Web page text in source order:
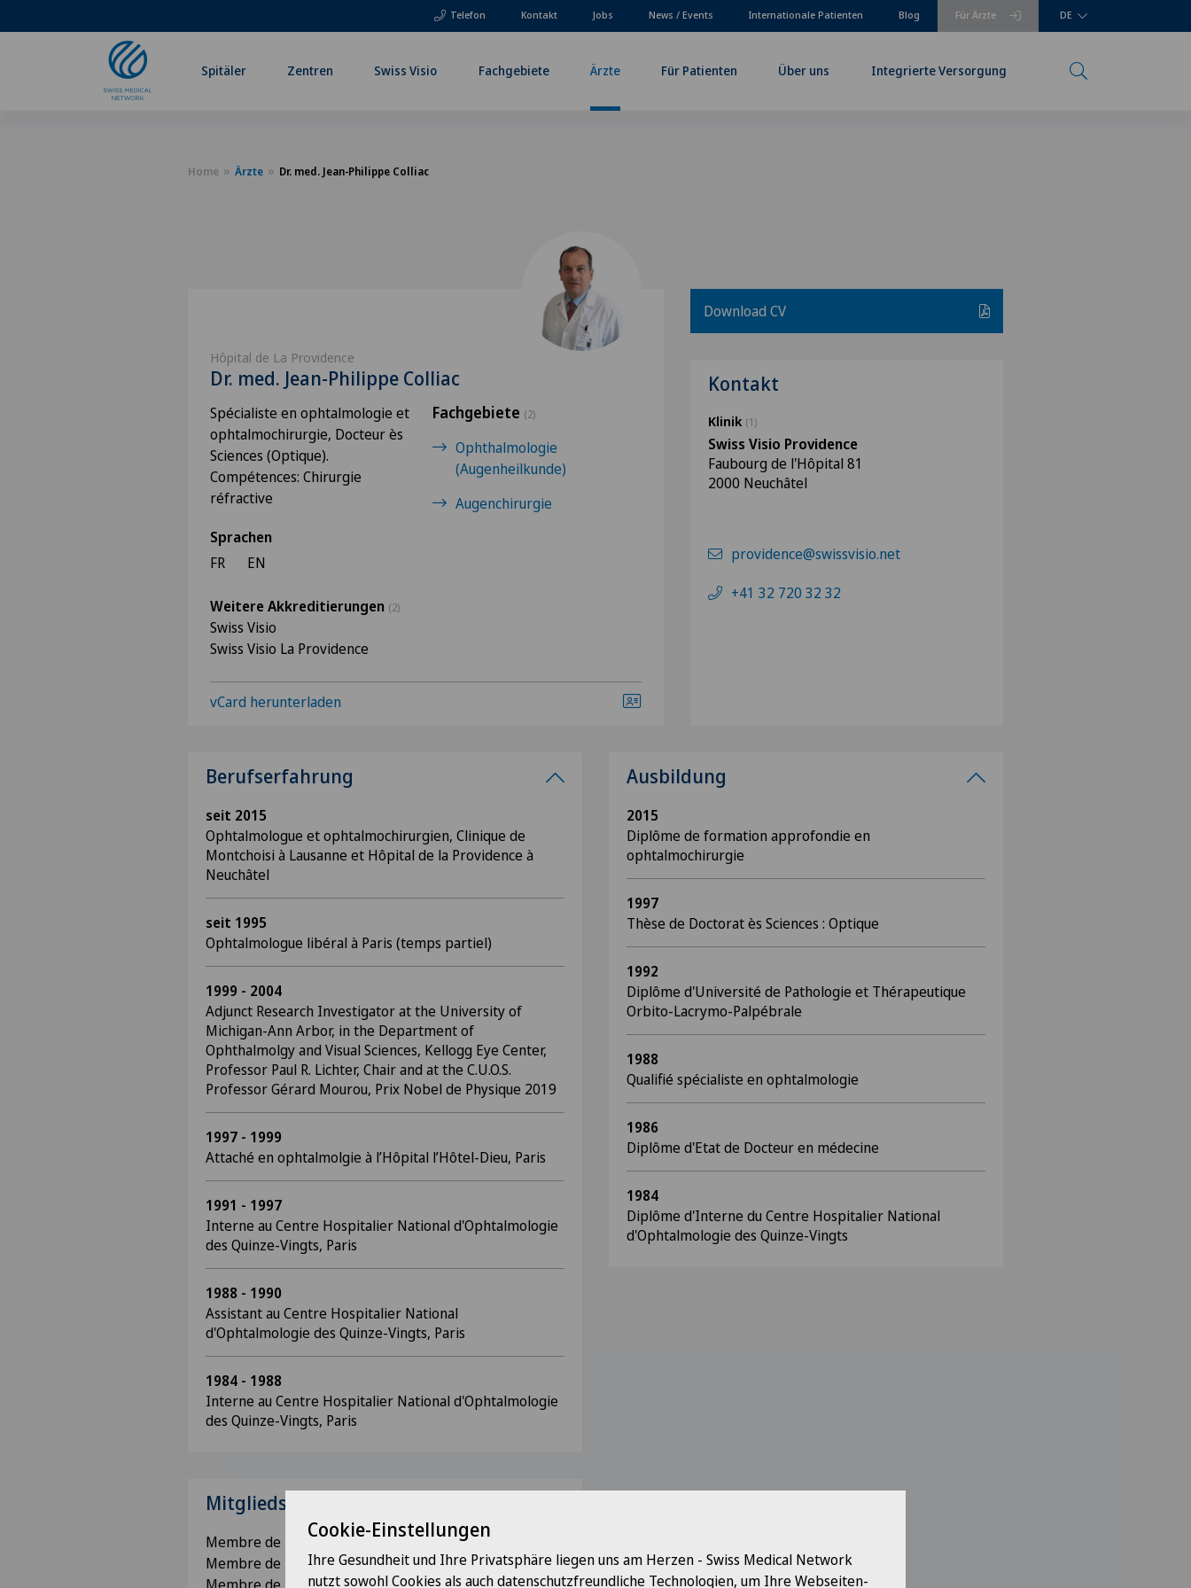
Telefon Für Ärzte
Kontakt Jobs News / Events Internationale Patienten Blog DE
Spitäler Zentren Swiss Visio Fachgebiete Ärzte Für Patienten Über uns Integrierte Versorgung
Home Ärzte Dr. med. Jean-Philippe Colliac
Hôpital de La Providence
Dr. med. Jean-Philippe Colliac
Spécialiste en ophtalmologie et
ophtalmochirurgie, Docteur ès
Sciences (Optique).
Compétences: Chirurgie
réfractive
Sprachen
FR
EN
Fachgebiete (2)
Ophthalmologie
(Augenheilkunde)
Augenchirurgie
Weitere Akkreditierungen (2)
Swiss Visio
Swiss Visio La Providence
vCard herunterladen
Download CV
Kontakt
Klinik (1)
Swiss Visio Providence
Faubourg de l'Hôpital 81
2000 Neuchâtel
providence@swissvisio.net
+41 32 720 32 32
Berufserfahrung
seit 2015
Ophtalmologue et ophtalmochirurgien, Clinique de
Montchoisi à Lausanne et Hôpital de la Providence à
Neuchâtel
seit 1995
Ophtalmologue libéral à Paris (temps partiel)
1999 - 2004
Adjunct Research Investigator at the University of
Michigan-Ann Arbor, in the Department of
Ophthalmolgy and Visual Sciences, Kellogg Eye Center,
Professor Paul R. Lichter, Chair and at the C.U.O.S.
Professor Gérard Mourou, Prix Nobel de Physique 2019
1997 - 1999
Attaché en ophtalmolgie à l’Hôpital l’Hôtel-Dieu, Paris
1991 - 1997
Interne au Centre Hospitalier National d'Ophtalmologie
des Quinze-Vingts, Paris
1988 - 1990
Assistant au Centre Hospitalier National
d'Ophtalmologie des Quinze-Vingts, Paris
1984 - 1988
Interne au Centre Hospitalier National d'Ophtalmologie
des Quinze-Vingts, Paris
Mitgliedschaften
Membre de la Société Française d'Ophtalmologie
Membre de l'American Academy of Ophthalmology
Ausbildung
2015
Diplôme de formation approfondie en
ophtalmochirurgie
1997
Thèse de Doctorat ès Sciences : Optique
1992
Diplôme d'Université de Pathologie et Thérapeutique
Orbito-Lacrymo-Palpébrale
1988
Qualifié spécialiste en ophtalmologie
1986
Diplôme d'Etat de Docteur en médecine
1984
Diplôme d'Interne du Centre Hospitalier National
d'Ophtalmologie des Quinze-Vingts
Cookie-Einstellungen
Ihre Gesundheit und Ihre Privatsphäre liegen uns am Herzen - Swiss Medical Network
nutzt sowohl Cookies als auch datenschutzfreundliche Technologien, um Ihre Webseiten-